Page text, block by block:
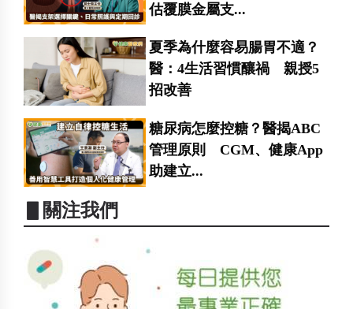
估覆膜金屬支...
夏季為什麼容易腸胃不適？
醫：4生活習慣釀禍 親授5
招改善
糖尿病怎麼控糖？醫揭ABC
管理原則 CGM、健康App
助建立...
▋關注我們